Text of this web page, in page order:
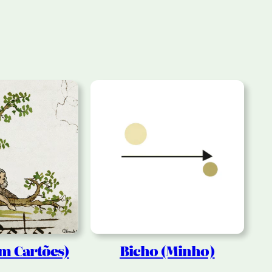
Cartões) Bicho (Minho)